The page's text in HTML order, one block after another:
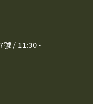
號 / 11:30 -